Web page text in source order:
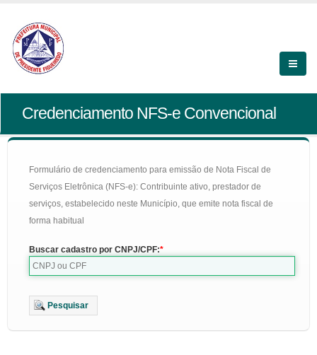
Credenciamento NFS-e Convencional
Formulário de credenciamento para emissão de Nota Fiscal de
Serviços Eletrônica (NFS-e): Contribuinte ativo, prestador de
serviços, estabelecido neste Município, que emite nota fiscal de
forma habitual
Buscar cadastro por CNPJ/CPF:
Pesquisar